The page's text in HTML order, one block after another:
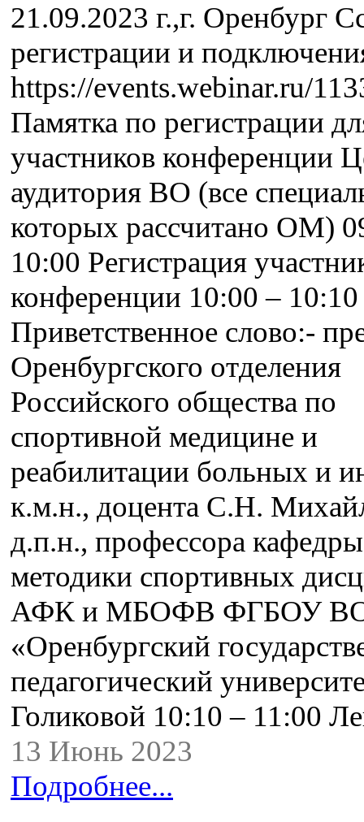
21.09.2023 г.,г. Оренбург
регистрации и
https://events.webinar.ru/
Памятка по регистрации
участников конференции
аудитория ВО (все
которых рассчитано ОМ)
10:00 Регистрация
конференции 10:00 – 10:10
Приветственное слово:-
Оренбургского отделения
Российского общества по
спортивной медицине и
реабилитации больных и
к.м.н., доцента С.Н.
д.п.н., профессора
методики спортивных
АФК и МБОФВ ФГБОУ
«Оренбургский
педагогический
Голиковой 10:10 – 11:00
13 Июнь 2023
Подробнее...